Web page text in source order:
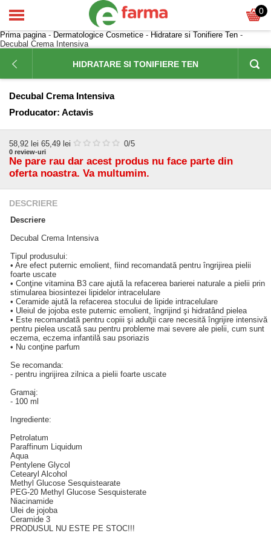
0
Prima pagina- Dermatologice Cosmetice - Hidratare si Tonifiere Ten -
Decubal Crema Intensiva
HIDRATARE SI TONIFIERE TEN
Decubal Crema Intensiva
Producator: Actavis
58,92 lei 65,49 lei 0/5
0 review-uri
Ne pare rau dar acest produs nu face parte din
oferta noastra. Va multumim.
DESCRIERE
Descriere
Decubal Crema Intensiva
Tipul produsului:
• Are efect puternic emolient, fiind recomandată pentru îngrijirea pielii
foarte uscate
• Conţine vitamina B3 care ajută la refacerea barierei naturale a pielii prin
stimularea biosintezei lipidelor intracelulare
• Ceramide ajută la refacerea stocului de lipide intracelulare
• Uleiul de jojoba este puternic emolient, îngrijind şi hidratând pielea
• Este recomandată pentru copiii şi adulţii care necesită îngrijire intensivă
pentru pielea uscată sau pentru probleme mai severe ale pielii, cum sunt
eczema, eczema infantilă sau psoriazis
• Nu conţine parfum
Se recomanda:
- pentru ingrijirea zilnica a pielii foarte uscate
Gramaj:
- 100 ml
Ingrediente:
Petrolatum
Paraffinum Liquidum
Aqua
Pentylene Glycol
Cetearyl Alcohol
Methyl Glucose Sesquistearate
PEG-20 Methyl Glucose Sesquisterate
Niacinamide
Ulei de jojoba
Ceramide 3
PRODUSUL NU ESTE PE STOC!!!